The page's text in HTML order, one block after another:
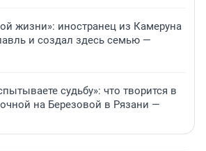
жизни»: иностранец из Камеруна
и создал здесь семью —
судьбу»: что творится в
на Березовой в Рязани —